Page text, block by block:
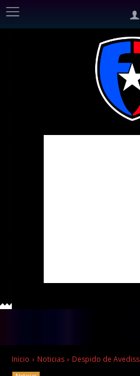
Inicio Noticias Despido de